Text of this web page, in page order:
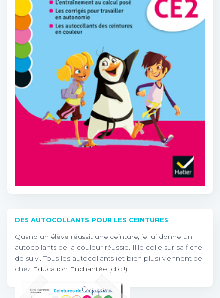
DES AUTOCOLLANTS POUR LES CEINTURES
Quand un élève réussit une ceinture, je lui donne un
autocollants de la couleur réussie. Il le colle sur sa fiche
de suivi. Tous les autocollants (et bien plus) viennent de
chez Education Enchantée (clic !)